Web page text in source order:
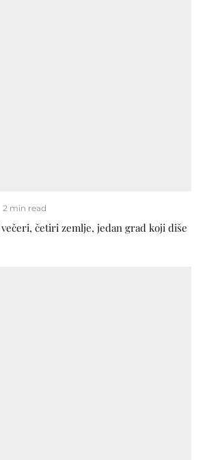
2 min read
večeri, četiri zemlje, jedan grad koji diše